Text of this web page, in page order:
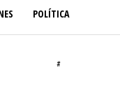
POLÍTICA
#